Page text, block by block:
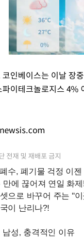
인베이스는 이날 장
이테크놀로지스 4%
전재 및 재배포 금지